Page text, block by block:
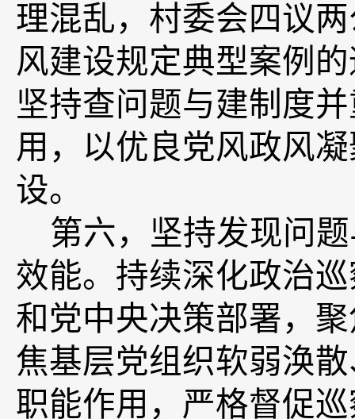
理混乱，村委会四议
风建设规定典型案例
坚持查问题与建制度
用，以优良党风政风
设。
第六， 坚持发现问
效能。 持续深化政治
和党中央决策部署，
焦基层党组织软弱涣
职能作用，严格督促